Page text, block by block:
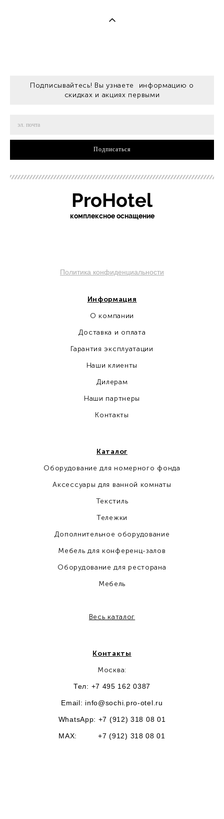
Подписывайтесь! Вы узнаете информацию о
скидках и акциях первыми
Подписаться
ProHotel
комплексное оснащение
Политика конфиденциальности
Информация
О компании
Доставка и оплата
Гарантия эксплуатации
Наши клиенты
Дилерам
Наши партнеры
Контакты
Каталог
Оборудование для номерного фонда
Аксессуары для ванной комнаты
Текстиль
Тележки
Дополнительное оборудование
Мебель для конференц-залов
Оборудование для ресторана
Мебель
Весь каталог
Контакты
Москва:
Тел: +7 495 162 0387
Email: info@sochi.pro-otel.ru
WhatsApp: +7 (912) 318 08 01
MAX: +7 (912) 318 08 01